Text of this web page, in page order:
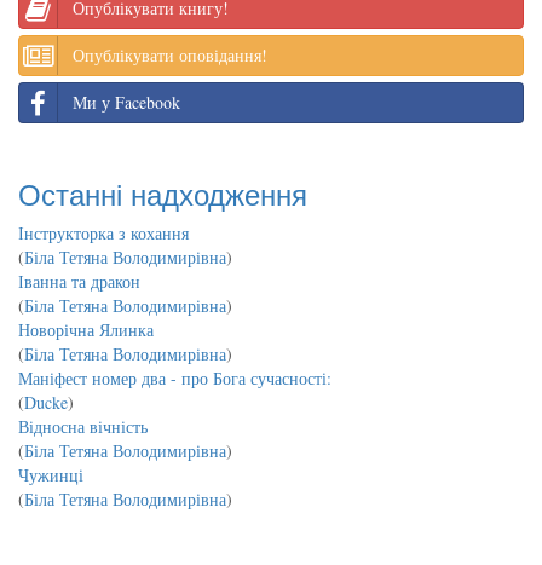
Опублікувати книгу!
Опублікувати оповідання!
Ми у Facebook
Останні надходження
Інструкторка з кохання
(Біла Тетяна Володимирівна)
Іванна та дракон
(Біла Тетяна Володимирівна)
Новорічна Ялинка
(Біла Тетяна Володимирівна)
Маніфест номер два - про Бога сучасності:
(Ducke)
Відносна вічність
(Біла Тетяна Володимирівна)
Чужинці
(Біла Тетяна Володимирівна)